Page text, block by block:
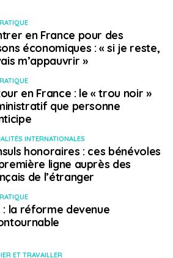
en France pour des
économiques : « si je reste,
m’appauvrir »
en France : le « trou noir »
que personne
INTERNATIONALES
honoraires : ces bénévoles
ligne auprès des
de l’étranger
: la réforme devenue
ET TRAVAILLER